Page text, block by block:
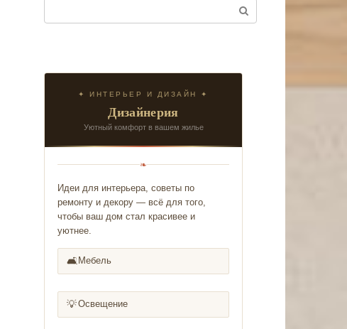
✦ ИНТЕРЬЕР И ДИЗАЙН ✦
Дизайнерия
Уютный комфорт в вашем жилье
❧
Идеи для интерьера, советы по
ремонту и декору — всё для того,
чтобы ваш дом стал красивее и
уютнее.
🛋️ Мебель
💡Освещение